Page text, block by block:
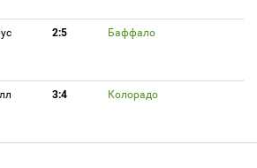
2:5 Баффало
3:4 Колорадо